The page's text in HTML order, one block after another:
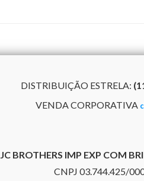
DISTRIBUIÇÃO ESTRELA:
VENDA CORPORATIVA
JC BROTHERS IMP EXP COM
CNPJ 03.744.425/